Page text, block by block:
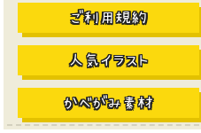
ご利用規約
人気イラスト
かべがみ素材